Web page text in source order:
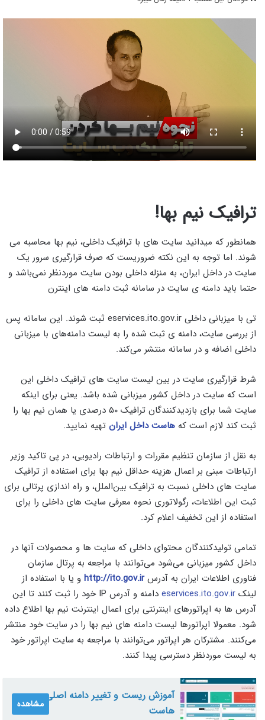
ترافیک نیم بها!
همانطور که میدانید سایت های با ترافیک داخلی، نیم بها محاسبه می
شوند. اما توجه به این نکته ضروریست که صرف قرارگیری سرور یک
سایت در داخل ایران، به منزله داخلی بودن سایت موردنظر نمی‌باشد و
حتما باید دامنه ی سایت در سامانه ثبت دامنه های اینترن
تی با میزبانی داخلی eservices.ito.gov.ir ثبت شوند. این سامانه پس
از بررسی سایت، دامنه ی ثبت شده را به لیست دامنه‌های با میزبانی
داخلی اضافه و در سامانه منتشر می‌کند.
شرط قرارگیری سایت در بین لیست سایت های ترافیک داخلی این
است که سایت در داخل کشور میزبانی شده باشد. یعنی برای اینکه
سایت شما برای بازدیدکنندگان ترافیک ۵۰ درصدی یا همان نیم بها را
ثبت کند لازم است که هاست داخل ایران تهیه نمایید.
به نقل از سازمان تنظیم مقررات و ارتباطات رادیویی، در پی تاکید وزیر
ارتباطات مبنی بر اعمال هزینه حداقل نیم بها برای استفاده از ترافیک
سایت‌ های داخلی نسبت به ترافیک بین‌الملل، و راه اندازی پرتالی برای
ثبت این اطلاعات، رگولاتوری نحوه معرفی سایت های داخلی را برای
استفاده از این تخفیف اعلام کرد.
تمامی تولیدکنندگان محتوای داخلی که سایت ها و محصولات آنها در
داخل کشور میزبانی می‌شود می‌توانند با مراجعه به پرتال سازمان
فناوری اطلاعات ایران به آدرسhttp://ito.gov.ir و یا با استفاده از
لینک eservices.ito.gov.ir
دامنه و آدرس IP خود را ثبت کنند تا این
آدرس ها به اپراتورهای اینترنتی برای اعمال اینترنت نیم بها اطلاع داده
شود. معمولا اپراتورها لیست دامنه‌ های نیم‌ بها را در سایت خود منتشر
می‌کنند. مشترکان هر اپراتور می‌توانند با مراجعه به سایت اپراتور خود
به لیست موردنظر دسترسی پیدا کنند.
آموزش ریست و تغییر دامنه اصلی
هاست
مشاهده